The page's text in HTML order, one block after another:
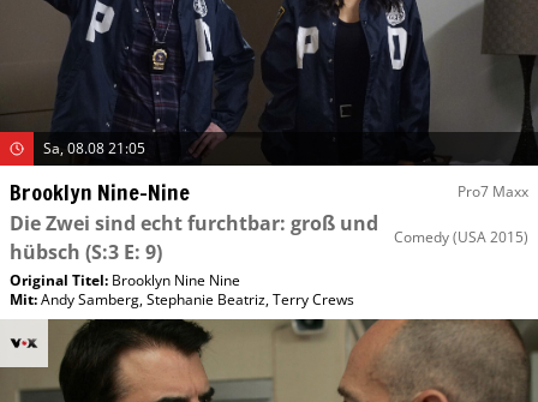
Sa, 08.08 21:05
Brooklyn Nine-Nine Pro7 Maxx
Die Zwei sind echt furchtbar: groß und
hübsch (S:3 E: 9)
Comedy(USA 2015)
Original Titel: Brooklyn Nine Nine
Mit:Andy Samberg,Stephanie Beatriz,Terry Crews